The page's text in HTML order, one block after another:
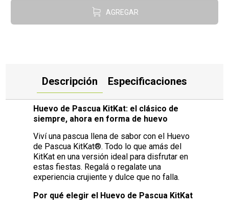
AGREGAR
Descripción Especificaciones
Huevo de Pascua KitKat: el clásico de
siempre, ahora en forma de huevo
Viví una pascua llena de sabor con el Huevo
de Pascua KitKat®. Todo lo que amás del
KitKat en una versión ideal para disfrutar en
estas fiestas. Regalá o regalate una
experiencia crujiente y dulce que no falla.
Por qué elegir el Huevo de Pascua KitKat